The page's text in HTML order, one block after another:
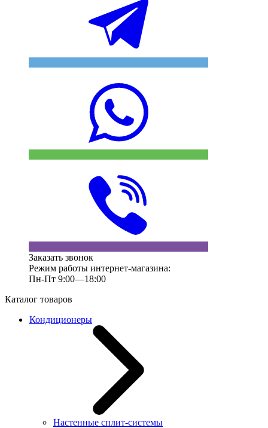
Заказать звонок
Режим работы интернет-магазина:
Пн-Пт 9:00—18:00
Каталог товаров
Кондиционеры
Настенные сплит-системы